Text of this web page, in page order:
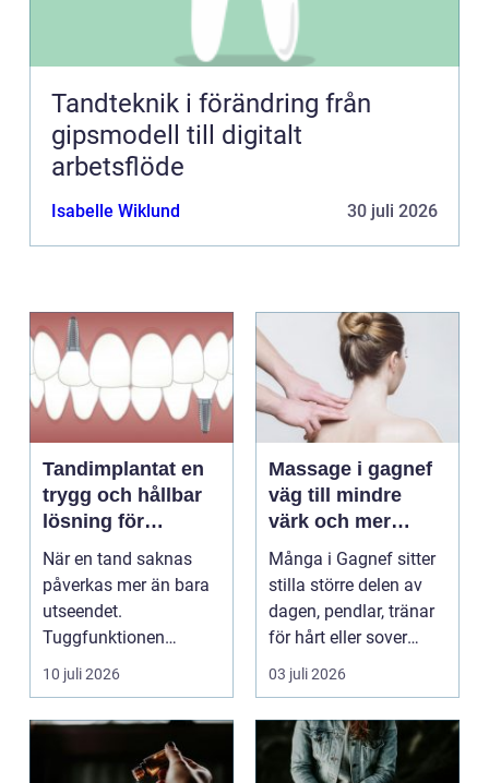
Tandteknik i förändring från
gipsmodell till digitalt
arbetsflöde
Isabelle Wiklund 30 juli 2026
Tandimplantat en
trygg och hållbar
lösning för
förlorade tänder
När en tand saknas
påverkas mer än bara
utseendet.
Tuggfunktionen
försämras, leendet
förändras och m...
10 juli 2026
Massage i gagnef
väg till mindre
värk och mer
vardagsenergi
Många i Gagnef sitter
stilla större delen av
dagen, pendlar, tränar
för hårt eller sover
dåligt. Axl...
03 juli 2026